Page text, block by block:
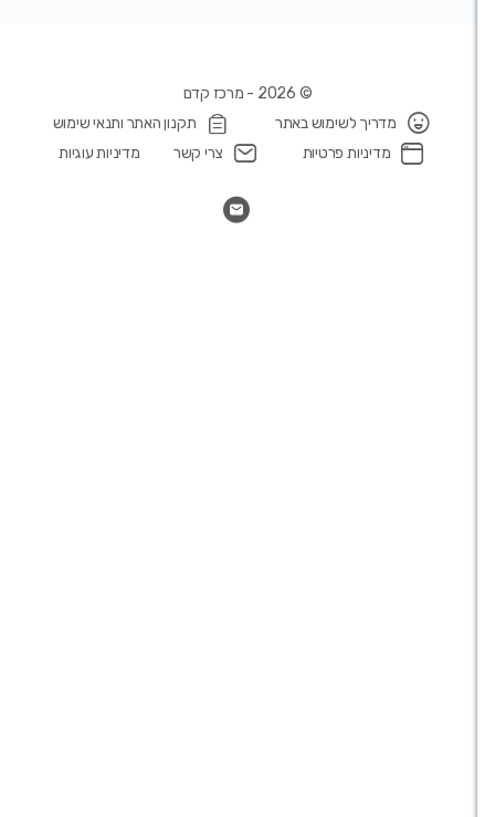
מדריך לשימוש באתר
תקנון האתר ותנאי שימוש
מדיניות פרטיות
צרי קשר מדיניות עוגיות